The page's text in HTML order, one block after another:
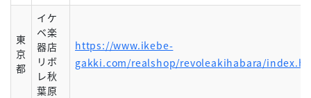
東
京
都
イケ
ベ楽
器店
リボ
レ秋
葉原
https://www.ikebe-
gakki.com/realshop/revoleakihabara/